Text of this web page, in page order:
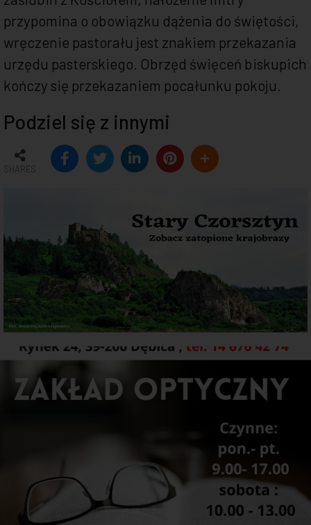
przypomina o obowiązku dążenia do świętości,
wręczenie pastorału jest znakiem przekazania
urzędu pasterskiego. Obrzęd święceń biskupich
kończy się przekazaniem pocałunku pokoju.
Podziel się z innymi
SHARES